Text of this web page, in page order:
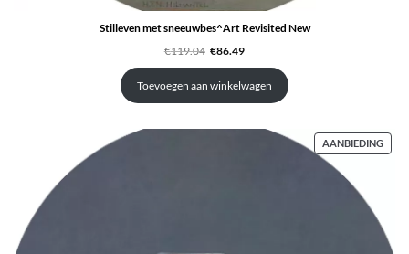
Stilleven met sneeuwbes^Art Revisited New
€119.04 Oorspronkelijke
was:
€119.04.
€86.49Huidige
is:
€86.49.
Toevoegen aan winkelwagen
AANBIEDING
IN